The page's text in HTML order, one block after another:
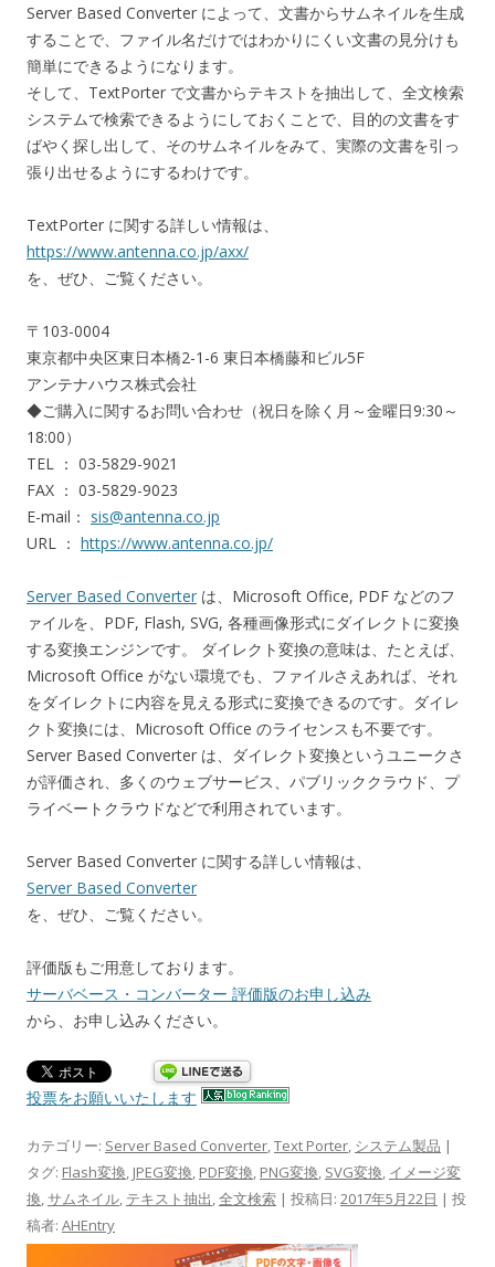
Server Based Converter によって、文書からサムネイルを生成
することで、ファイル名だけではわかりにくい文書の見分けも
簡単にできるようになります。
そして、TextPorter で文書からテキストを抽出して、全文検索
システムで検索できるようにしておくことで、目的の文書をす
ばやく探し出して、そのサムネイルをみて、実際の文書を引っ
張り出せるようにするわけです。
TextPorter に関する詳しい情報は、
https://www.antenna.co.jp/axx/
を、ぜひ、ご覧ください。
〒103-0004
東京都中央区東日本橋2-1-6 東日本橋藤和ビル5F
アンテナハウス株式会社
◆ご購入に関するお問い合わせ（祝日を除く月～金曜日9:30～
18:00）
TEL ： 03-5829-9021
FAX ： 03-5829-9023
E-mail： sis@antenna.co.jp
URL ： https://www.antenna.co.jp/
Server Based Converter は、Microsoft Office, PDF などのフ
ァイルを、PDF, Flash, SVG, 各種画像形式にダイレクトに変換
する変換エンジンです。 ダイレクト変換の意味は、たとえば、
Microsoft Office がない環境でも、ファイルさえあれば、それ
をダイレクトに内容を見える形式に変換できるのです。ダイレ
クト変換には、Microsoft Office のライセンスも不要です。
Server Based Converter は、ダイレクト変換というユニークさ
が評価され、多くのウェブサービス、パブリッククラウド、プ
ライベートクラウドなどで利用されています。
Server Based Converter に関する詳しい情報は、
Server Based Converter
を、ぜひ、ご覧ください。
評価版もご用意しております。
サーバベース・コンバーター 評価版のお申し込み
から、お申し込みください。
投票をお願いいたします
カテゴリー: Server Based Converter,Text Porter, システム製品 |
タグ: Flash変換, JPEG変換, PDF変換, PNG変換, SVG変換, イメージ変
換,サムネイル, テキスト抽出,全文検索 | 投稿日: 2017年5月22日 | 投
稿者: AHEntry